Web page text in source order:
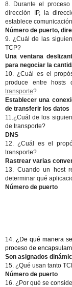
8. Durante el
dirección IP, la
establece
Número de puerto,
9. ¿Cuál de las
TCP?
Una ventana
para negociar la
10. ¿Cuál es el
produce entre
transporte?
Establecer una
de transferir los datos
11.¿Cuál de los
de transporte?
DNS
12. ¿Cuál es el
transporte?
Rastrear varias
13. Cuando un host
determinar qué
Número de puerto
14. ¿De qué manera
proceso de
Son asignados
15. ¿Qué usan tanto
Número de puerto
16. ¿Por qué se